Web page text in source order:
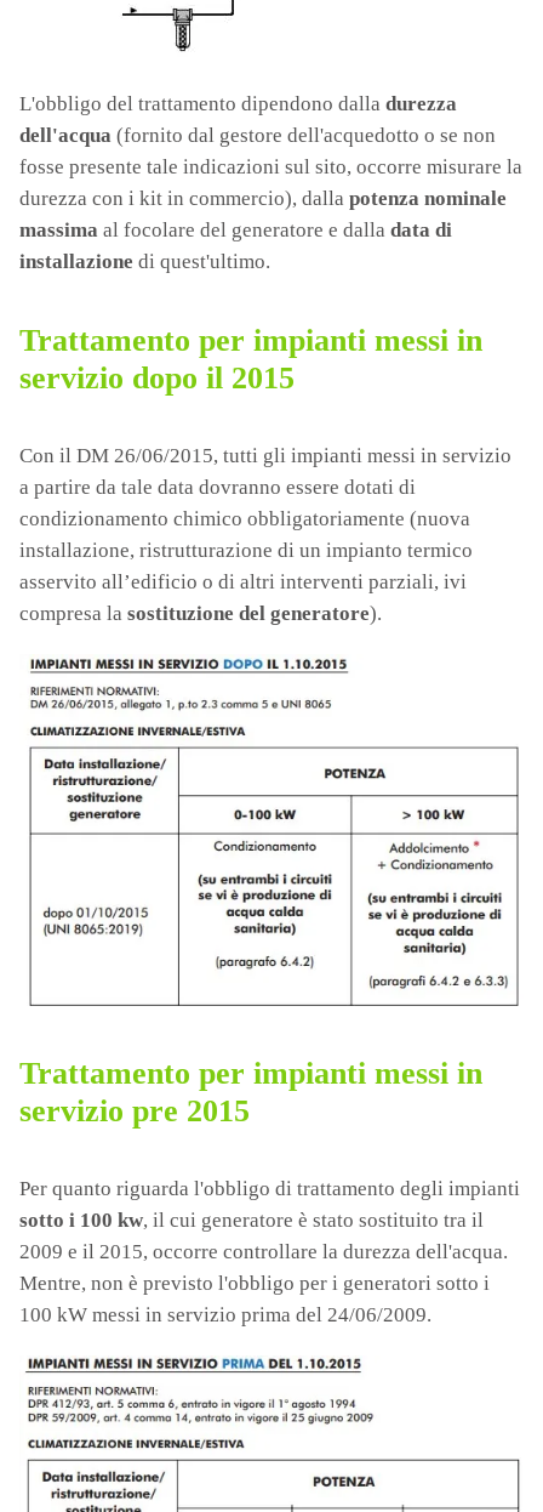
L'obbligo del trattamento dipendono dalla durezza
dell'acqua (fornito dal gestore dell'acquedotto o se non
fosse presente tale indicazioni sul sito, occorre misurare la
durezza con i kit in commercio), dalla potenza nominale
massima al focolare del generatore e dalla data di
installazione di quest'ultimo.
Trattamento per impianti messi in
servizio dopo il 2015
Con il DM 26/06/2015, tutti gli impianti messi in servizio
a partire da tale data dovranno essere dotati di
condizionamento chimico obbligatoriamente (nuova
installazione, ristrutturazione di un impianto termico
asservito all’edificio o di altri interventi parziali, ivi
compresa la sostituzione del generatore).
Trattamento per impianti messi in
servizio pre 2015
Per quanto riguarda l'obbligo di trattamento degli impianti
sotto i 100 kw, il cui generatore è stato sostituito tra il
2009 e il 2015, occorre controllare la durezza dell'acqua.
Mentre, non è previsto l'obbligo per i generatori sotto i
100 kW messi in servizio prima del 24/06/2009.